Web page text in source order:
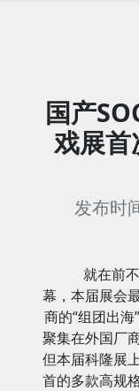
国产
戏展首
发布时
就在前
幕，本届展会
商的“组团出
聚集在外国厂
但本届科隆展
首的多款高规